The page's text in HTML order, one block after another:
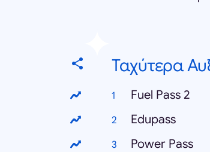
Ταχύτερα
Fuel Pass 2
Edupass
Power Pass